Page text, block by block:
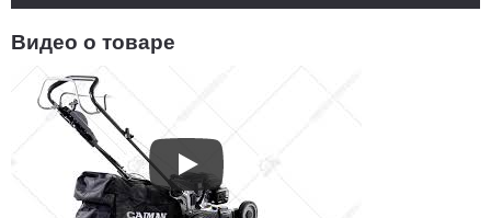
Видео о товаре